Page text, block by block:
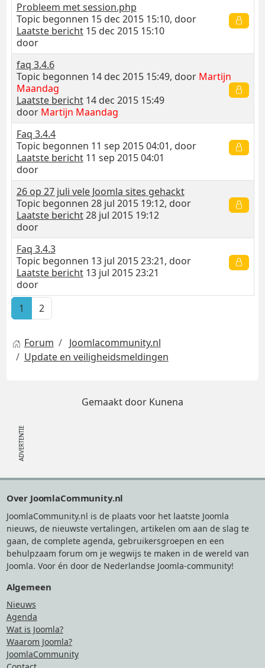
Probleem met session.php
Topic begonnen 15 dec 2015 15:10, door
Laatste bericht15 dec 2015 15:10
door
faq 3.4.6
Topic begonnen 14 dec 2015 15:49, door Martijn
Maandag
Laatste bericht14 dec 2015 15:49
door Martijn Maandag
Faq 3.4.4
Topic begonnen 11 sep 2015 04:01, door
Laatste bericht11 sep 2015 04:01
door
26 op 27 juli vele Joomla sites gehackt
Topic begonnen 28 jul 2015 19:12, door
Laatste bericht28 jul 2015 19:12
door
Faq 3.4.3
Topic begonnen 13 jul 2015 23:21, door
Laatste bericht13 jul 2015 23:21
door
1
2
Forum
Joomlacommunity.nl
Update en veiligheidsmeldingen
Gemaakt door Kunena
Over JoomlaCommunity.nl
JoomlaCommunity.nl is de plaats voor het laatste Joomla
nieuws, de nieuwste vertalingen, artikelen om aan de slag te
gaan, de complete agenda, gebruikersgroepen en een
behulpzaam forum om je wegwijs te maken in de wereld van
Joomla. Voor én door de Nederlandse Joomla-community!
Algemeen
Nieuws
Agenda
Wat is Joomla?
Waarom Joomla?
JoomlaCommunity